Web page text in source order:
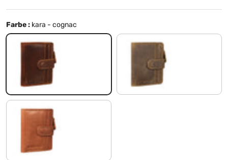
Farbe : kara - cognac
kara - cognac mittel - braun
vegetabil gegerbt cognac